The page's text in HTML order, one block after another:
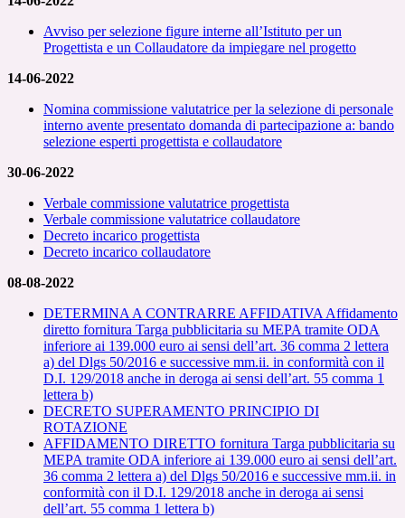
Avviso per selezione figure interne all’Istituto per un
Progettista e un Collaudatore da impiegare nel progetto
14-06-2022
Nomina commissione valutatrice per la selezione di personale
interno avente presentato domanda di partecipazione a: bando
selezione esperti progettista e collaudatore
30-06-2022
Verbale commissione valutatrice progettista
Verbale commissione valutatrice collaudatore
Decreto incarico progettista
Decreto incarico collaudatore
08-08-2022
DETERMINA A CONTRARRE AFFIDATIVA Affidamento
diretto fornitura Targa pubblicitaria su MEPA tramite ODA
inferiore ai 139.000 euro ai sensi dell’art. 36 comma 2 lettera
a) del Dlgs 50/2016 e successive mm.ii. in conformità con il
D.I. 129/2018 anche in deroga ai sensi dell’art. 55 comma 1
lettera b)
DECRETO SUPERAMENTO PRINCIPIO DI
ROTAZIONE
AFFIDAMENTO DIRETTO fornitura Targa pubblicitaria su
MEPA tramite ODA inferiore ai 139.000 euro ai sensi dell’art.
36 comma 2 lettera a) del Dlgs 50/2016 e successive mm.ii. in
conformità con il D.I. 129/2018 anche in deroga ai sensi
dell’art. 55 comma 1 lettera b)